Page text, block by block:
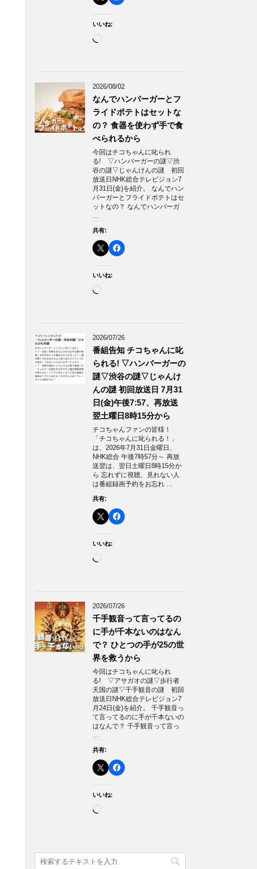
いいね:
み
2026/08/02
なんでハンバーガーとフ
ライドポテトはセットな
の？ 食器を使わず手で食
べられるから
今回はチコちゃんに叱られ
る! ▽ハンバーガーの謎▽渋
谷の謎▽じゃんけんの謎 初回
放送日NHK総合テレビジョン7
月31日(金)を紹介。 なんでハン
バーガーとフライドポテトはセ
ットなの？ なんでハンバーガ
…
共有:
いいね:
み
2026/07/26
番組告知 チコちゃんに叱
られる! ▽ハンバーガーの
謎▽渋谷の謎▽じゃんけ
んの謎 初回放送日 7月31
日(金)午後7:57、再放送
翌土曜日8時15分から
チコちゃんファンの皆様！
「チコちゃんに叱られる！」​
は、2026年7月31日金曜日、
NHK総合 午後7時57分～ 再放
送翌は、翌日土曜日8時15分か
ら 忘れずに視聴、見れない人
は番組録画予約をお忘れ …
共有:
いいね:
み
2026/07/26
千手観音って言ってるの
に手が千本ないのはなん
で？ ひとつの手が25の世
界を救うから
今回はチコちゃんに叱られ
る! ▽アサガオの謎▽歩行者
天国の謎▽千手観音の謎 初回
放送日NHK総合テレビジョン7
月24日(金)を紹介。 千手観音っ
て言ってるのに手が千本ないの
はなんで？ 千手観音って言っ
…
共有:
いいね:
中…